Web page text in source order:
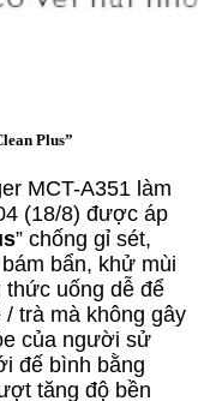
Plus”
MCT-A351 làm
(18/8) được áp
” chống gỉ sét,
bẩn, khử mùi
thức uống dễ để
trà mà không gây
của người sử
đế bình bằng
tăng độ bền